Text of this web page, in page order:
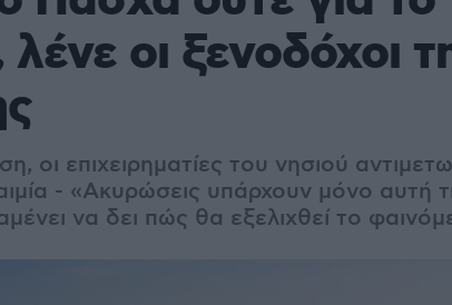
λένε οι ξενοδόχοι
οι επιχειρηματίες του νησιού
- «Ακυρώσεις υπάρχουν μόνο αυτή
να δει πώς θα εξελιχθεί το